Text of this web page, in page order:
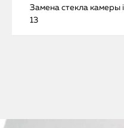
Замена стекла камеры
13